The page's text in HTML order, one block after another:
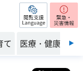
閲覧支援
て 医療・健康・福